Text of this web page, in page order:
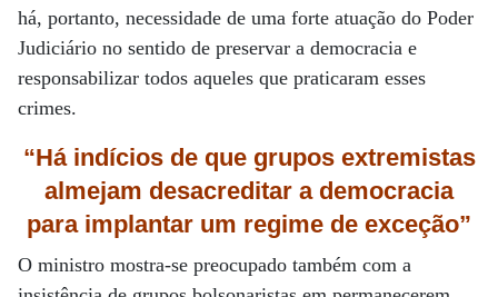
há, portanto, necessidade de uma forte atuação do Poder
Judiciário no sentido de preservar a democracia e
responsabilizar todos aqueles que praticaram esses
crimes.
“Há indícios de que grupos extremistas
almejam desacreditar a democracia
para implantar um regime de exceção”
O ministro mostra-se preocupado também com a